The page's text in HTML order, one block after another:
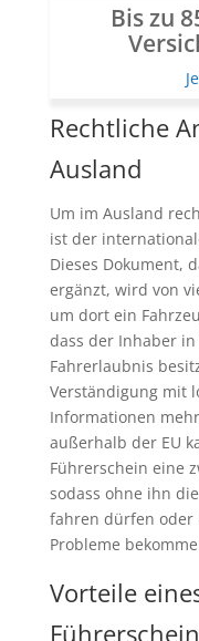
Bis zu
Rechtliche
Ausland
Um im Ausland
ist der
Dieses Dokument,
ergänzt, wird von
um dort ein
dass der Inhaber
Fahrerlaubnis
Verständigung mit
Informationen
außerhalb der EU
Führerschein eine
sodass ohne ihn
fahren dürfen oder
Probleme
Vorteile